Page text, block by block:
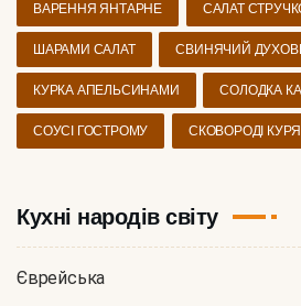
ВАРЕННЯ ЯНТАРНЕ САЛАТ
ШАРАМИ САЛАТ СВИНЯЧИЙ
КУРКА АПЕЛЬСИНАМИ СОЛОДКА
СОУСІ ГОСТРОМУ СКОВОРОДІ
Кухні народів світу
Єврейська